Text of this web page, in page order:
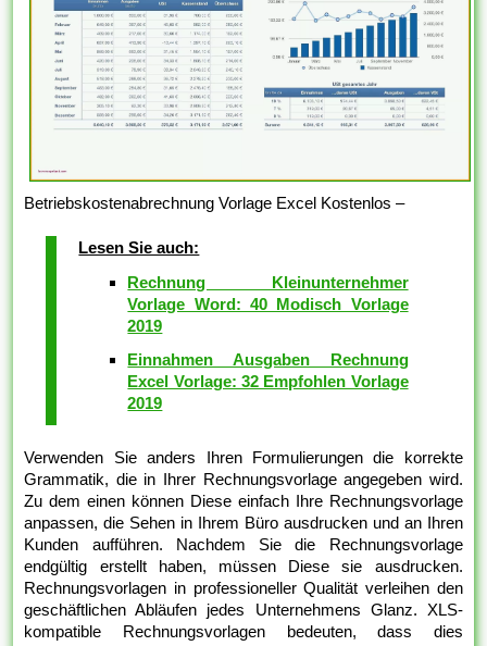
Betriebskostenabrechnung Vorlage Excel Kostenlos –
Lesen Sie auch:
Rechnung Kleinunternehmer
Vorlage Word: 40 Modisch Vorlage
2019
Einnahmen Ausgaben Rechnung
Excel Vorlage: 32 Empfohlen Vorlage
2019
Verwenden Sie anders Ihren Formulierungen die korrekte
Grammatik, die in Ihrer Rechnungsvorlage angegeben wird.
Zu dem einen können Diese einfach Ihre Rechnungsvorlage
anpassen, die Sehen in Ihrem Büro ausdrucken und an Ihren
Kunden aufführen. Nachdem Sie die Rechnungsvorlage
endgültig erstellt haben, müssen Diese sie ausdrucken.
Rechnungsvorlagen in professioneller Qualität verleihen den
geschäftlichen Abläufen jedes Unternehmens Glanz. XLS-
kompatible Rechnungsvorlagen bedeuten, dass dies